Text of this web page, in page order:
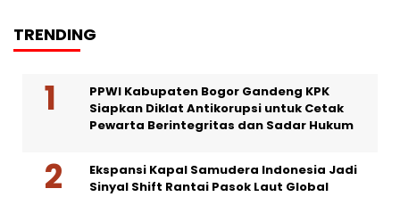
TRENDING
PPWI Kabupaten Bogor Gandeng KPK
Siapkan Diklat Antikorupsi untuk Cetak
Pewarta Berintegritas dan Sadar Hukum
Ekspansi Kapal Samudera Indonesia Jadi
Sinyal Shift Rantai Pasok Laut Global